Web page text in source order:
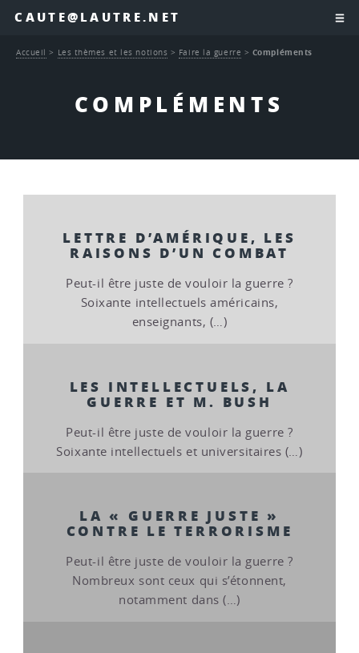
CAUTE@LAUTRE.NET
COMPLÉMENTS
Accueil > Les thèmes et les notions > Faire la guerre > Compléments
LETTRE D’AMÉRIQUE, LES
RAISONS D’UN COMBAT
Peut-il être juste de vouloir la guerre ?
Soixante intellectuels américains,
enseignants, (…)
LES INTELLECTUELS, LA
GUERRE ET M. BUSH
Peut-il être juste de vouloir la guerre ?
Soixante intellectuels et universitaires (…)
LA « GUERRE JUSTE »
CONTRE LE TERRORISME
Peut-il être juste de vouloir la guerre ?
Nombreux sont ceux qui s’étonnent,
notamment dans (…)